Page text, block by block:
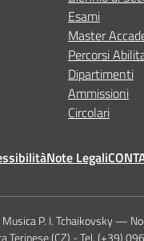
Esami
Master
Percorsi
Dipartimenti
Ammissioni
Circolari
Note Legali
P. I. Tchaikovsky —
Terinese (CZ) - Tel. (+39)